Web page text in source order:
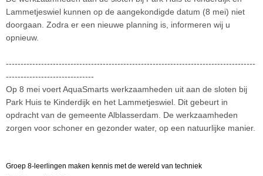
Lammetjeswiel kunnen op de aangekondigde datum (8 mei) niet
doorgaan. Zodra er een nieuwe planning is, informeren wij u
opnieuw.
-------------------------------------------------------------------------------------
------------------------------
Op 8 mei voert AquaSmarts werkzaamheden uit aan de sloten bij
Park Huis te Kinderdijk en het Lammetjeswiel. Dit gebeurt in
opdracht van de gemeente Alblasserdam. De werkzaamheden
zorgen voor schoner en gezonder water, op een natuurlijke manier.
Groep 8-leerlingen maken kennis met de wereld van techniek